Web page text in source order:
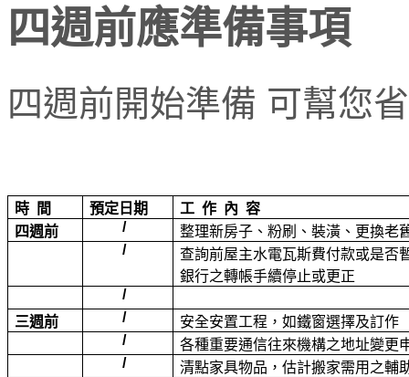
四週前應準備事項
四週前開始準備 可幫您
時 間 預定日期 工作 內容
四週前
/
整理新房子、粉刷、裝潢、更換老
/
查詢前屋主水電瓦斯費付款或是否
銀行之轉帳手續停止或更正
/
三週前
/
安全安置工程，如鐵窗選擇及訂作
/
各種重要通信往來機構之地址變更
/
清點家具物品，估計搬家需用之輔